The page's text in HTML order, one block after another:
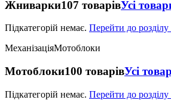
Жниварки107 товарівУсі
Підкатегорій немає. Перейти до
МеханізаціяМотоблоки
Мотоблоки100 товарівУсі
Підкатегорій немає. Перейти до